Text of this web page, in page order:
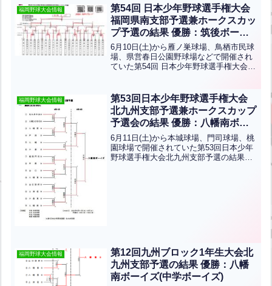
す！三位決定戦は18日に行われます北九
州支部から八幡南...全文はクリック
福岡野球大会情報
第54回 日本少年野球選手権大会
福岡県南支部予選兼ホークスカッ
プ予選の結果 優勝：筑後ボーイ
ズ(中学硬式)
6月10日(土)から雁ノ巣球場、鳥栖市民球
場、県営春日公園野球場などで開催され
ていた第54回 日本少年野球選手権大会
勝は福岡志免ボーイズです！おめでとう
ございます！筑...全文はクリック
福岡野球大会情報
第53回日本少年野球選手権大会
北九州支部予選兼ホークスカップ
予選会の結果 優勝：八幡南ボー
イズ(中学軟式)
6月11日(土)から本城球場、門司球場、桃
園球場で開催されていた第53回日本少年
野球選手権大会北九州支部予選の結果で
福岡野球大会情報
第12回九州ブロック1年生大会北
九州支部予選の結果 優勝：八幡
南ボーイズ(中学ボーイズ)